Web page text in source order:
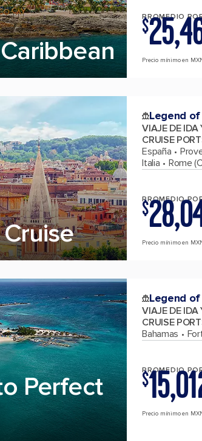
PROMEDIO
$
Precio mínimo en
Legend
VIAJE DE IDA
CRUISE
España
Italia
Rome
PROMEDIO
$
Precio mínimo en
Perfect
Legend
VIAJE DE IDA
CRUISE
Bahamas
PROMEDIO
$
Precio mínimo en